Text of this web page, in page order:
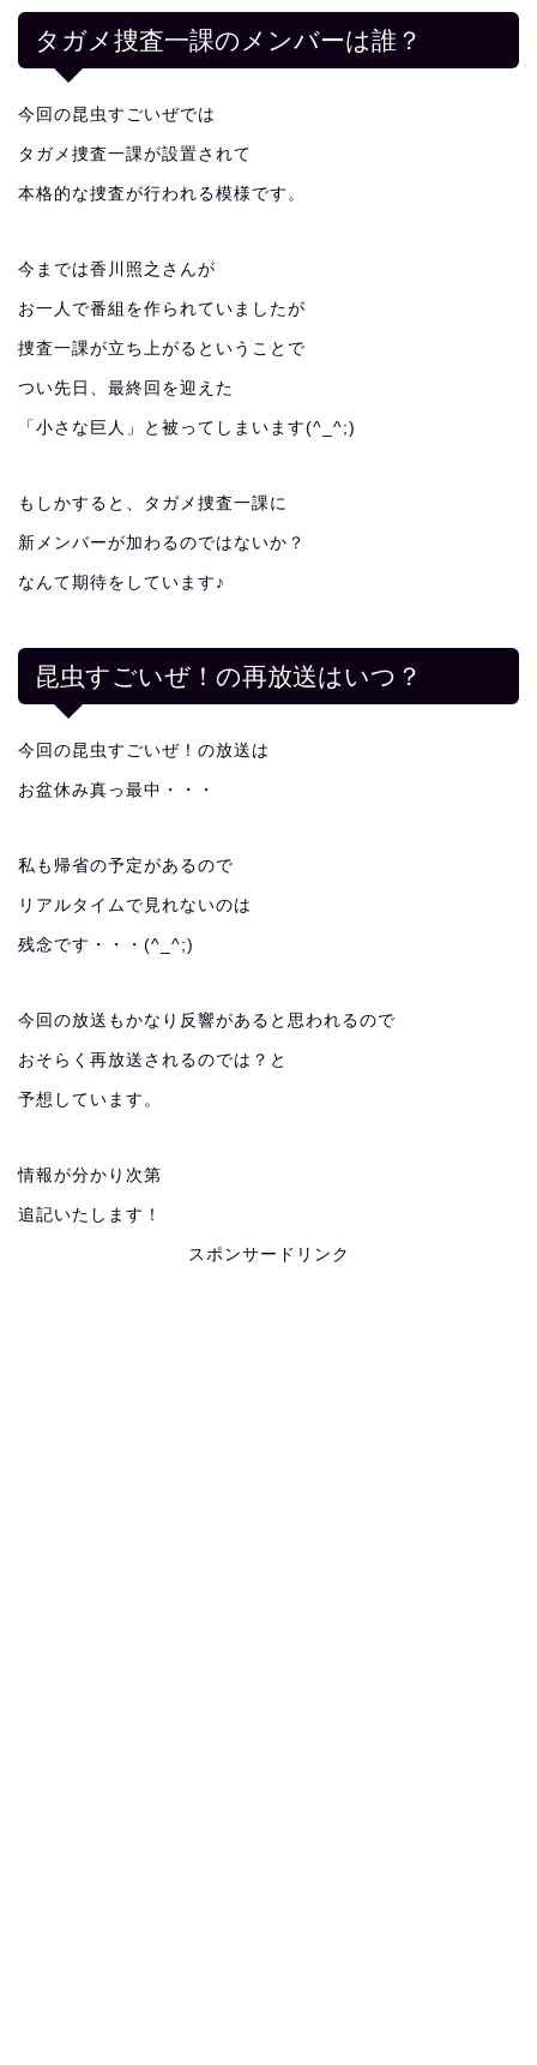
タガメ捜査一課のメンバーは誰？
今回の昆虫すごいぜでは
タガメ捜査一課が設置されて
本格的な捜査が行われる模様です。
今までは香川照之さんが
お一人で番組を作られていましたが
捜査一課が立ち上がるということで
つい先日、最終回を迎えた
「小さな巨人」と被ってしまいます(^_^;)
もしかすると、タガメ捜査一課に
新メンバーが加わるのではないか？
なんて期待をしています♪
昆虫すごいぜ！の再放送はいつ？
今回の昆虫すごいぜ！の放送は
お盆休み真っ最中・・・
私も帰省の予定があるので
リアルタイムで見れないのは
残念です・・・(^_^;)
今回の放送もかなり反響があると思われるので
おそらく再放送されるのでは？と
予想しています。
情報が分かり次第
追記いたします！
スポンサードリンク